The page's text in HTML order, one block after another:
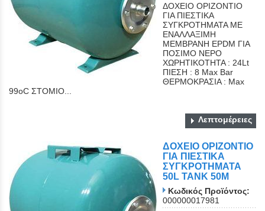
ΔΟΧΕΙΟ ΟΡΙΖΟΝΤΙΟ
ΓΙΑ ΠΙΕΣΤΙΚΑ
ΣΥΓΚΡΟΤΗΜΑΤΑ ΜΕ
ΕΝΑΛΛΑΞΙΜΗ
ΜΕΜΒΡΑΝΗ EPDM ΓΙΑ
ΠΟΣΙΜΟ ΝΕΡΟ
ΧΩΡΗΤΙΚΟΤΗΤΑ : 24Lt
ΠΙΕΣΗ : 8 Max Bar
ΘΕΡΜΟΚΡΑΣΙΑ : Max
99oC ΣΤΟΜΙΟ...
Λεπτομέρειες
ΔΟΧΕΙΟ ΟΡΙΖΟΝΤΙΟ
ΓΙΑ ΠΙΕΣΤΙΚΑ
ΣΥΓΚΡΟΤΗΜΑΤΑ
50L TANK 50M
Κωδικός Προϊόντος:
000000017981